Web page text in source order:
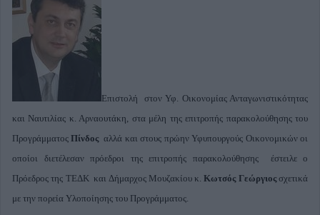
Επιστολή στον Υφ. Οικονομίας Ανταγωνιστικότητας
και Ναυτιλίας κ. Αρναουτάκη, στα μέλη της επιτροπής παρακολούθησης του
ΠρογράμματοςΠίνδοςαλλά και στους πρώην Υφυπουργούς Οικονομικών οι
οποίοι διετέλεσαν πρόεδροι της επιτροπής παρακολούθησης έστειλε ο
Πρόεδρος της ΤΕΔΚ και Δήμαρχος Μουζακίου κ.Κωτσός Γεώργιοςσχετικά
με την πορεία Υλοποίησης του Προγράμματος.